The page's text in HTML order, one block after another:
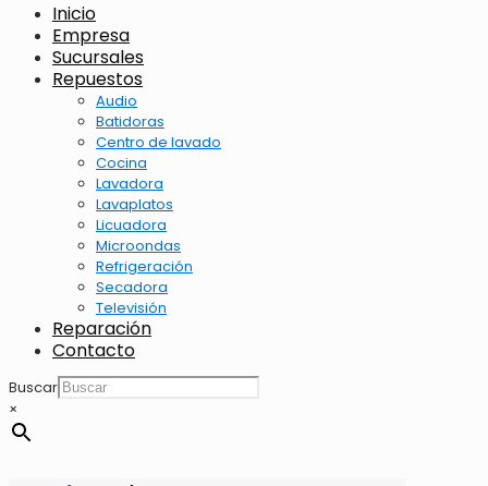
Inicio
Empresa
Sucursales
Repuestos
Audio
Batidoras
Centro de lavado
Cocina
Lavadora
Lavaplatos
Licuadora
Microondas
Refrigeración
Secadora
Televisión
Reparación
Contacto
Buscar
×